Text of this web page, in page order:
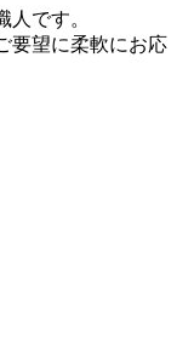
です。
要望に柔軟にお応